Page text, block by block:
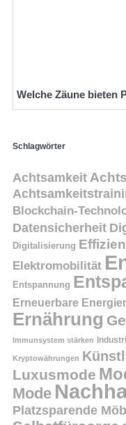
Welche Zäune bieten
Schlagwörter
Achtsamkeit
Blockchain-
Datensicherheit
Digitalisierung
Elektromobilität
Entspannung
Erneuerbare
Ernährung
Immunsystem stärken
Kryptowährungen
Luxusmode
Mode
Platzsparende